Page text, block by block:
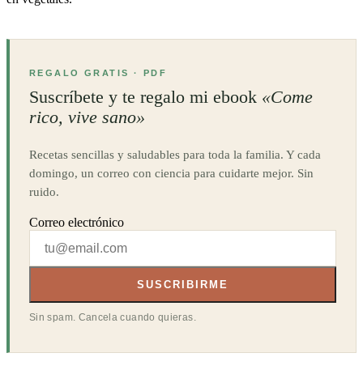
REGALO GRATIS · PDF
Suscríbete y te regalo mi ebook «Come
rico, vive sano»
Recetas sencillas y saludables para toda la familia. Y cada
domingo, un correo con ciencia para cuidarte mejor. Sin
ruido.
Correo electrónico
SUSCRIBIRME
Sin spam. Cancela cuando quieras.